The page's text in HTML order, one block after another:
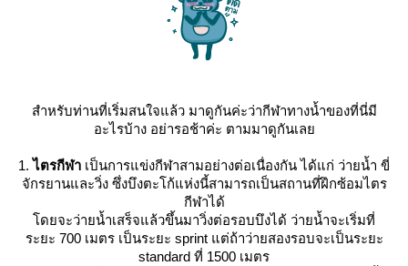
สำหรับท่านที่เริ่มสนใจแล้ว มาดูกันค่ะว่ากีฬาทางน้ำของที่นี่มี
อะไรบ้าง อย่ารอช้าค่ะ ตามมาดูกันเล
1.ไตรกีฬา เป็นการแข่งกีฬาสามอย่างต่อเนื่องกัน ได้แก่ ว่ายน้ำ ขี่
จักรยานและวิ่ง ซึ่งบึงตะโก้แห่งนี้สามารถเป็นสถานที่ฝึกซ้อมไตร
กีฬาได้
ดยจะว่ายน้ำเสร็จแล้วขึ้นมาวิ่งต่อรอบบึงได้ ว่ายน้ำจะเริ่มที่
ระยะ 700 เมตร เป็นระยะ sprint แต่ถ้าว่ายสองรอบจะเป็นระยะ
standard ที่ 1500 เมตร